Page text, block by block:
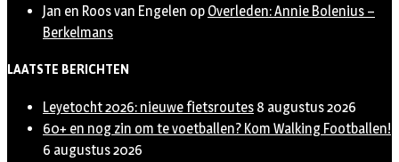
Jan en Roos van Engelen op Overleden: Annie Bolenius –
Berkelmans
LAATSTE BERICHTEN
Leyetocht 2026: nieuwe fietsroutes 8 augustus 2026
60+ en nog zin om te voetballen? Kom Walking Footballen!
6 augustus 2026